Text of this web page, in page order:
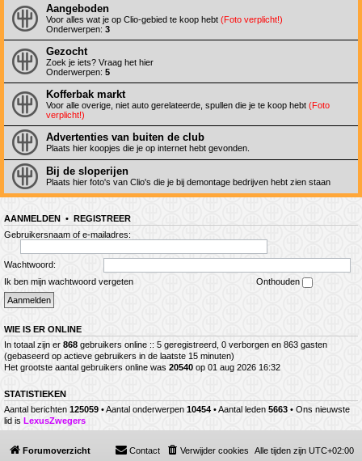
Aangeboden
Voor alles wat je op Clio-gebied te koop hebt (Foto verplicht!)
Onderwerpen: 3
Gezocht
Zoek je iets? Vraag het hier
Onderwerpen: 5
Kofferbak markt
Voor alle overige, niet auto gerelateerde, spullen die je te koop hebt (Foto
verplicht!)
Advertenties van buiten de club
Plaats hier koopjes die je op internet hebt gevonden.
Bij de sloperijen
Plaats hier foto's van Clio's die je bij demontage bedrijven hebt zien staan
AANMELDEN • REGISTREER
Gebruikersnaam of e-mailadres:
Wachtwoord:
Ik ben mijn wachtwoord vergeten
Onthouden
WIE IS ER ONLINE
In totaal zijn er 868 gebruikers online :: 5 geregistreerd, 0 verborgen en 863 gasten
(gebaseerd op actieve gebruikers in de laatste 15 minuten)
Het grootste aantal gebruikers online was 20540 op 01 aug 2026 16:32
STATISTIEKEN
Aantal berichten 125059 • Aantal onderwerpen 10454 • Aantal leden 5663 • Ons nieuwste
lid is LexusZwegers
Forumoverzicht Alle tijden zijn UTC+02:00
Verwijder cookies
Contact